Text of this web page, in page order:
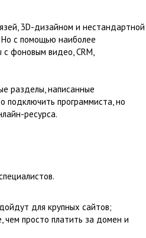
3D-дизайном и нестандартной
Но с помощью наиболее
фоновым видео, CRM,
разделы, написанные
подключить программиста, но
ресурса.
для крупных сайтов;
просто платить за домен и